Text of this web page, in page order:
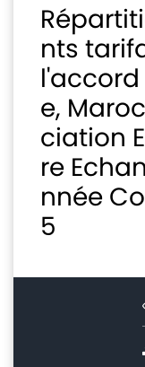
nts
e,
ciation
re
nnée
5